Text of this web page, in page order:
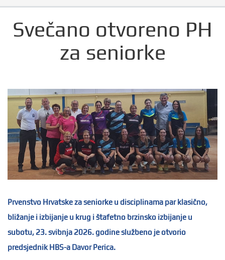
Svečano otvoreno PH
za seniorke
Prvenstvo Hrvatske za seniorke u disciplinama par klasično,
bližanje i izbijanje u krug i štafetno brzinsko izbijanje u
subotu, 23. svibnja 2026. godine službeno je otvorio
predsjednik HBS-a Davor Perica.